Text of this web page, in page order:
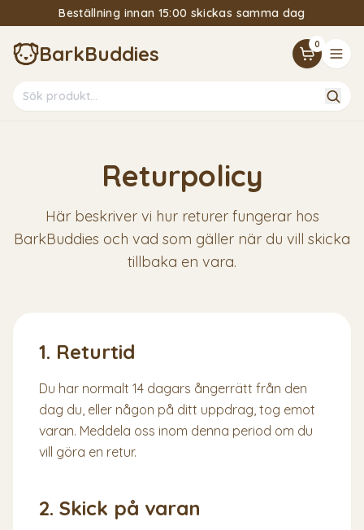
Beställning innan 15:00 skickas samma dag
15% Välkomstrabatt om du följer vårt nyhetsbrev
BarkBuddies 0
Returpolicy
Här beskriver vi hur returer fungerar hos
BarkBuddies och vad som gäller när du vill skicka
tillbaka en vara.
1. Returtid
Du har normalt 14 dagars ångerrätt från den
dag du, eller någon på ditt uppdrag, tog emot
varan. Meddela oss inom denna period om du
vill göra en retur.
2. Skick på varan